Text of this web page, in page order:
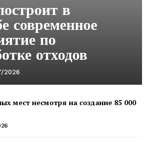
в
современное
по
отходов
2026
мест несмотря на создание 85 000